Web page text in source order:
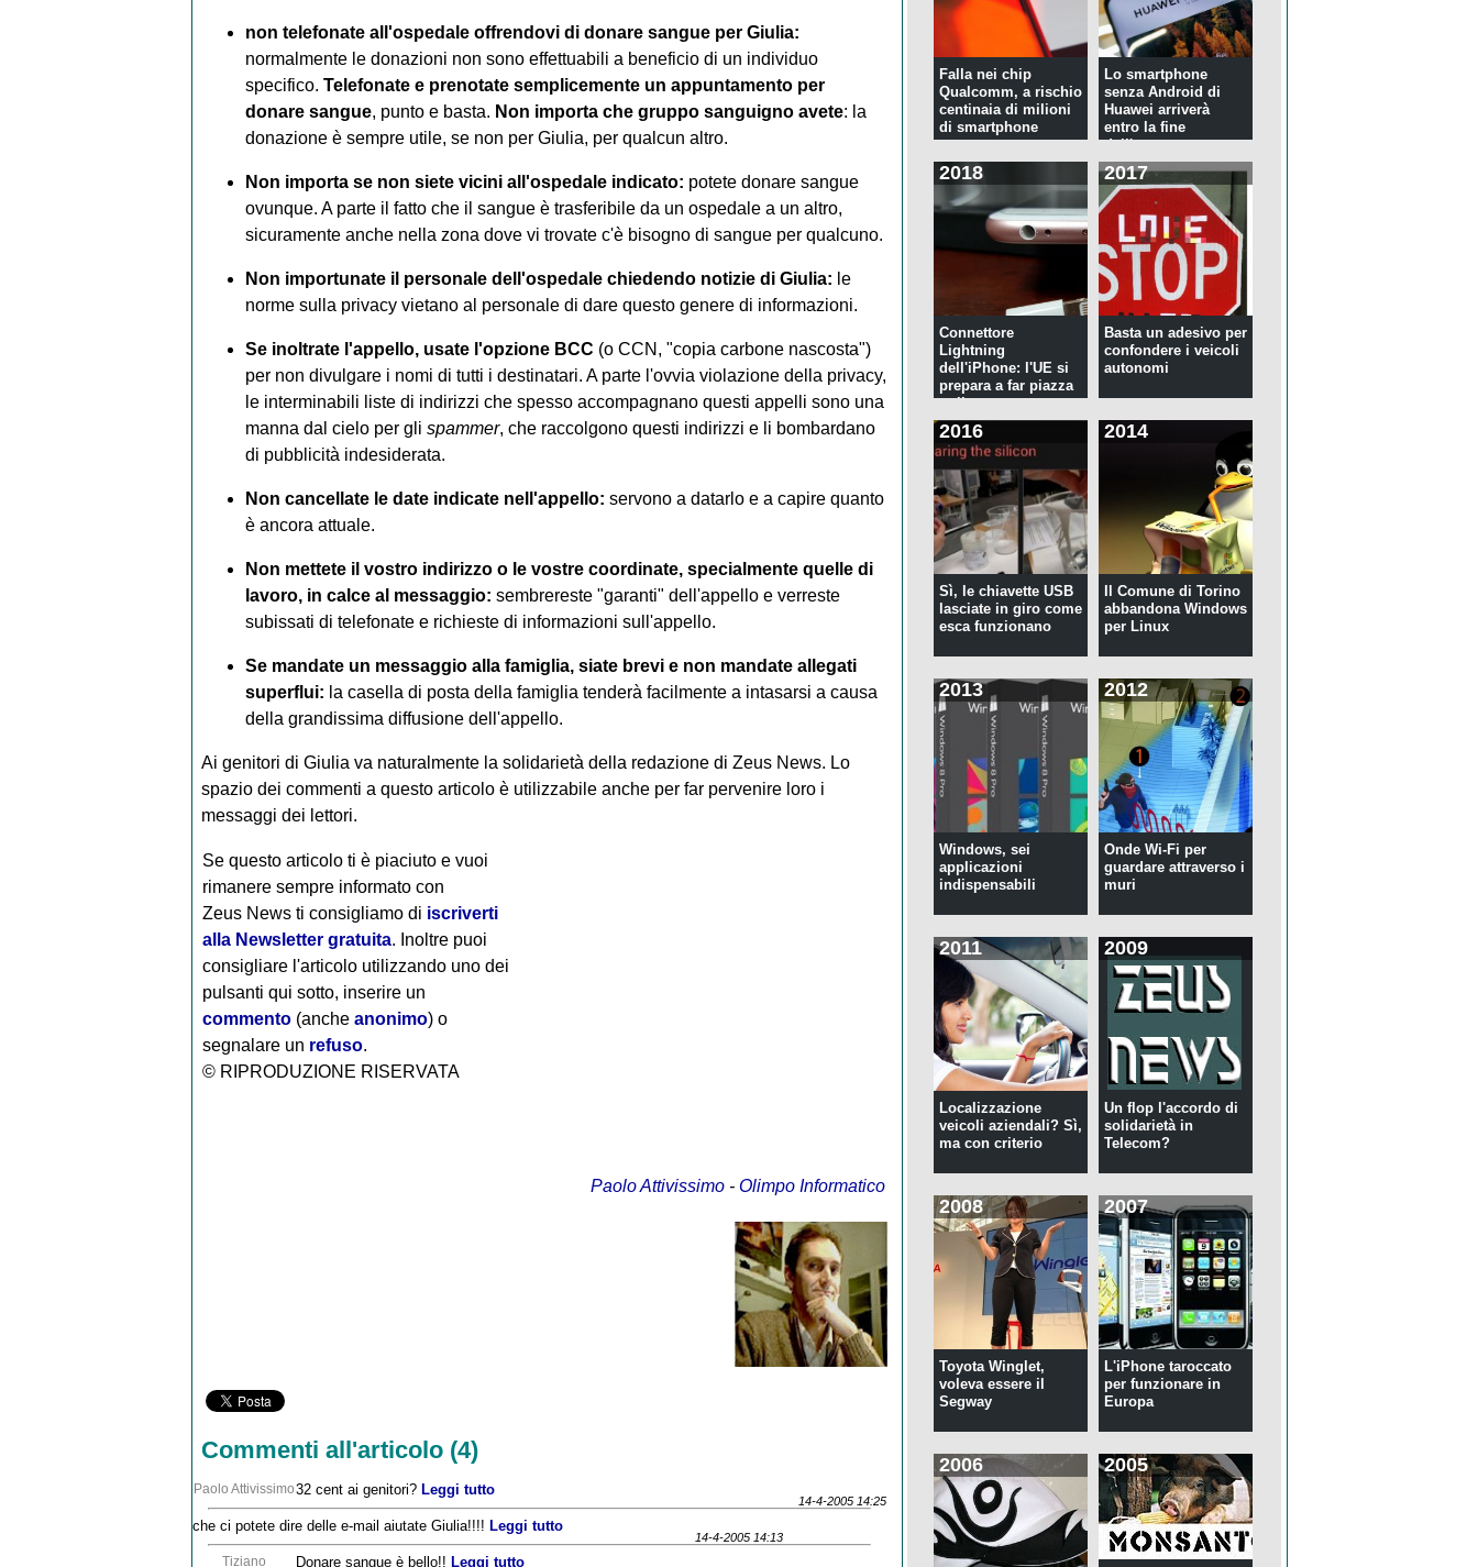
non telefonate all'ospedale offrendovi di donare sangue per Giulia:
normalmente le donazioni non sono effettuabili a beneficio di un individuo
specifico. Telefonate e prenotate semplicemente un appuntamento per
donare sangue, punto e basta. Non importa che gruppo sanguigno avete: la
donazione è sempre utile, se non per Giulia, per qualcun altro.
Non importa se non siete vicini all'ospedale indicato: potete donare sangue
ovunque. A parte il fatto che il sangue è trasferibile da un ospedale a un altro,
sicuramente anche nella zona dove vi trovate c'è bisogno di sangue per qualcuno.
Non importunate il personale dell'ospedale chiedendo notizie di Giulia: le
norme sulla privacy vietano al personale di dare questo genere di informazioni.
Se inoltrate l'appello, usate l'opzione BCC (o CCN, "copia carbone nascosta")
per non divulgare i nomi di tutti i destinatari. A parte l'ovvia violazione della privacy,
le interminabili liste di indirizzi che spesso accompagnano questi appelli sono una
manna dal cielo per gli spammer, che raccolgono questi indirizzi e li bombardano
di pubblicità indesiderata.
Non cancellate le date indicate nell'appello: servono a datarlo e a capire quanto
è ancora attuale.
Non mettete il vostro indirizzo o le vostre coordinate, specialmente quelle di
lavoro, in calce al messaggio: sembrereste "garanti" dell'appello e verreste
subissati di telefonate e richieste di informazioni sull'appello.
Se mandate un messaggio alla famiglia, siate brevi e non mandate allegati
superflui: la casella di posta della famiglia tenderà facilmente a intasarsi a causa
della grandissima diffusione dell'appello.
Ai genitori di Giulia va naturalmente la solidarietà della redazione di Zeus News. Lo
spazio dei commenti a questo articolo è utilizzabile anche per far pervenire loro i
messaggi dei lettori.
Se questo articolo ti è piaciuto e vuoi
rimanere sempre informato con
Zeus News ti consigliamo di iscriverti
alla Newsletter gratuita. Inoltre puoi
consigliare l'articolo utilizzando uno dei
pulsanti qui sotto, inserire un
commento(anche anonimo) o
segnalare un refuso.
© RIPRODUZIONE RISERVATA
Paolo Attivissimo- Olimpo Informatico
Commenti all'articolo (4)
Paolo Attivissimo32 cent ai genitori?Leggi tutto
14-4-2005 14:25
che ci potete dire delle e-mail aiutate Giulia!!!! Leggi tutto
14-4-2005 14:13
Tiziano Donare sangue è bello!!Leggi tutto
Falla nei chip
Qualcomm, a rischio
centinaia di milioni
di smartphone
Lo smartphone
senza Android di
Huawei arriverà
entro la fine
dell'anno
2018
Connettore
Lightning
dell'iPhone: l'UE si
prepara a far piazza
pulita
2017
Basta un adesivo per
confondere i veicoli
autonomi
2016
Sì, le chiavette USB
lasciate in giro come
esca funzionano
2014
Il Comune di Torino
abbandona Windows
per Linux
2013
Windows, sei
applicazioni
indispensabili
2012
Onde Wi-Fi per
guardare attraverso i
muri
2011
Localizzazione
veicoli aziendali? Sì,
ma con criterio
2009
Un flop l'accordo di
solidarietà in
Telecom?
2008
Toyota Winglet,
voleva essere il
Segway
2007
L'iPhone taroccato
per funzionare in
Europa
2006 2005